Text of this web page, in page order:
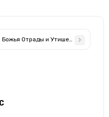
для ребенка 10х16см
Божья Отрады и Утишения икона